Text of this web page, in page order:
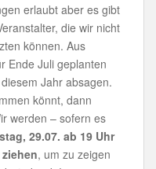
erlaubt aber es gibt
die wir nicht
können. Aus
Ende Juli geplanten
Jahr absagen.
könnt, dann
werden – sofern es
29.07. ab 19 Uhr
, um zu zeigen